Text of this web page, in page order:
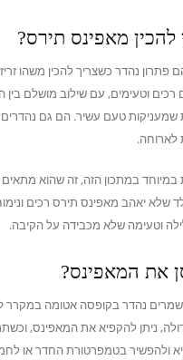
מאפינס תירס?
פתרון נהדר כשצריך להכין משהו
רכים וטעימים, עם שילוב מושלם
שמעניקות טעם עשיר. הם גם
לארוחה.
במתכון הזה, זה שהוא מתאים
שלא יאהב מאפינס תירס רכים
וטעימה שלא מכבידה על הקיבה.
את המאפינס?
ניתן להקפיא את המאפינס,
ולהפשיר בטמפרטורת החדר או